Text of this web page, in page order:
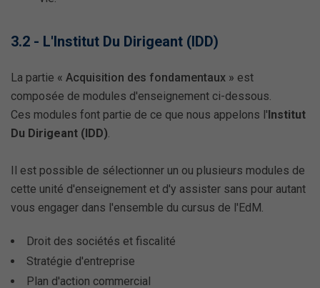
3.2 - L'Institut Du Dirigeant (IDD)
La partie « Acquisition des fondamentaux » est
composée de modules d'enseignement ci-dessous.
Ces modules font partie de ce que nous appelons l'Institut
Du Dirigeant (IDD).
Il est possible de sélectionner un ou plusieurs modules de
cette unité d'enseignement et d'y assister sans pour autant
vous engager dans l'ensemble du cursus de l'EdM.
Droit des sociétés et fiscalité
Stratégie d'entreprise
Plan d'action commercial